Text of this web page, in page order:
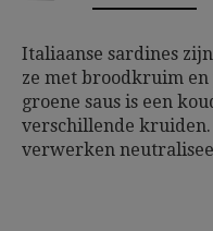
Italiaanse sardines
ze met broodkruim en
groene saus is een
verschillende kruiden.
verwerken